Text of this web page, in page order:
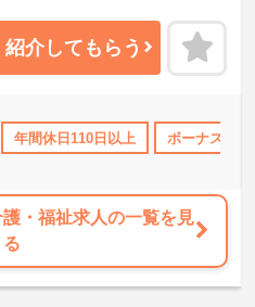
産休･育休･介護休暇取得実績あり
い！
紹介してもらう
年間休日110日以上 ボーナス・
・福祉求人の一覧を見
る